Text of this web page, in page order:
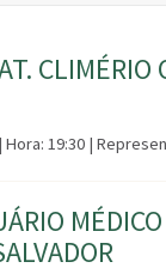
19:30 |